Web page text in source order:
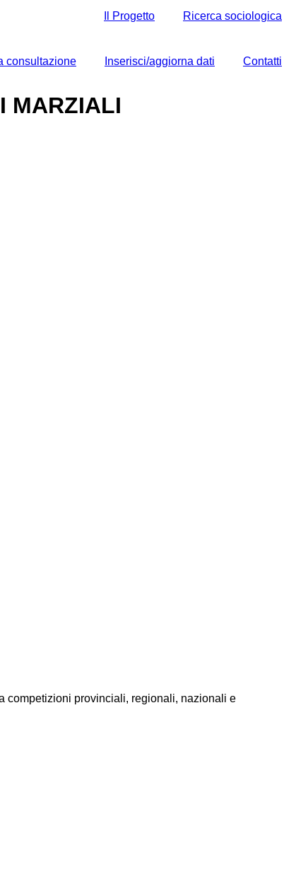
Il Progetto Ricerca sociologica
consultazione Inserisci/aggiorna dati Contatti
MARZIALI
competizioni provinciali, regionali, nazionali e